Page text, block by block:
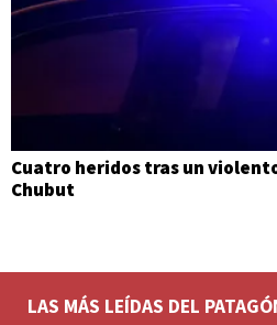
Cuatro heridos tras un
Chubut
LAS MÁS LEÍDAS DEL